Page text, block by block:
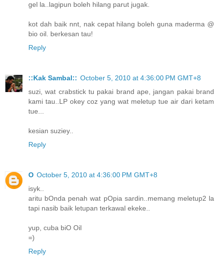
gel la..lagipun boleh hilang parut jugak.
kot dah baik nnt, nak cepat hilang boleh guna maderma @
bio oil. berkesan tau!
Reply
::Kak Sambal:: October 5, 2010 at 4:36:00 PM GMT+8
suzi, wat crabstick tu pakai brand ape, jangan pakai brand
kami tau..LP okey coz yang wat meletup tue air dari ketam
tue...
kesian suziey..
Reply
O October 5, 2010 at 4:36:00 PM GMT+8
isyk..
aritu bOnda penah wat pOpia sardin..memang meletup2 la
tapi nasib baik letupan terkawal ekeke..
yup, cuba biO Oil
=)
Reply